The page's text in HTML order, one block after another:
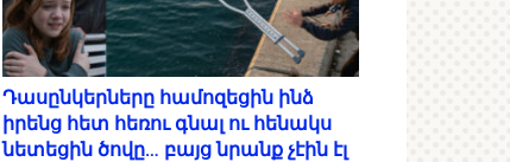
Դասընկերները համոզեցին ինձ
իրենց հետ հեռու գնալ ու հենակս
նետեցին ծովը… բայց նրանք չէին էլ